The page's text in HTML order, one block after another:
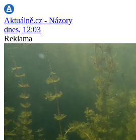
Aktuálně.cz - Názory
dnes, 12:03
Reklama